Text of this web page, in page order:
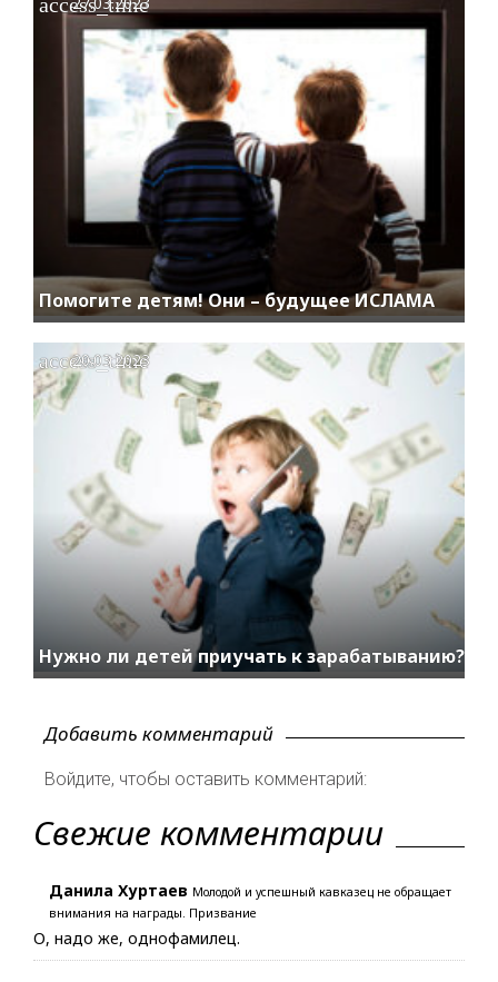
Помогите детям! Они – будущее ИСЛАМА
Нужно ли детей приучать к зарабатыванию?
access_time
20.03.2023
Добавить комментарий
Войдите, чтобы оставить комментарий:
Свежие комментарии
Данила Хуртаев Молодой и успешный кавказец не обращает
внимания на награды. Призвание
О, надо же, однофамилец.